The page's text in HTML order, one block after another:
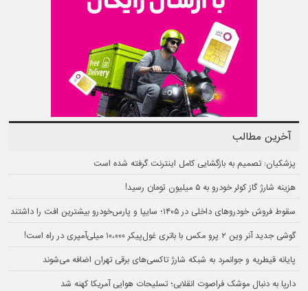
آخرین مطالب
پزشکیان: تصمیم به بازگشایی کامل اینترنت گرفته شده است
هزینه شارژ گاز کولر خودرو به ۵ میلیون تومان رسید!
سقوط فروش خودروهای داخلی در ۱۴۰۵؛ سایپا و پارس‌خودرو بیشترین افت را داشتند
گوشی جدید آنر وین ۲ پرو مکس با باتری غول‌پیکر ۱۰،۰۰۰ میلی‌آمپری در راه است!
پایانه قیطریه و جوانمرد به شبکه شارژ تاکسی‌های برقی تهران اضافه می‌شوند
دارپا به دنبال موشک فراصوت انقلابی؛ تسلیحات هوایی آمریکا کهنه شد